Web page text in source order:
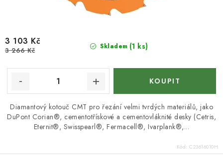
Skladem (1 ks)
3 103 Kč
3 266 Kč
Diamantový kotouč CMT pro řezání velmi tvrdých materiálů, jako
DuPont Corian®, cementotřískové a cementovláknité desky (Cetris,
Eternit®, Swisspearl®, Fermacell®, Ivarplank®,...
Kód: C23616010H